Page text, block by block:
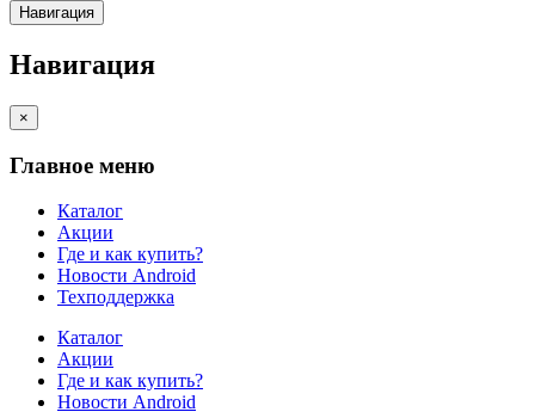
Навигация
Навигация
×
Главное меню
Каталог
Акции
Где и как купить?
Новости Android
Техподдержка
Каталог
Акции
Где и как купить?
Новости Android